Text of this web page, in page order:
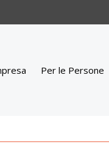
Per le Persone